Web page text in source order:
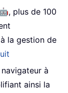
, plus de 100
la gestion de
à
ainsi la